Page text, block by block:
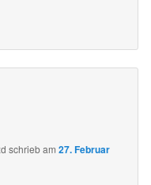
schriebam27. Februar